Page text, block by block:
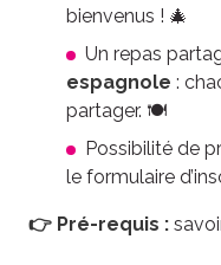
bienvenus ! 🎄
Un repas
espagnole :
partager. 🍽️
Possibilité de
le formulaire
👉 Pré-requis :